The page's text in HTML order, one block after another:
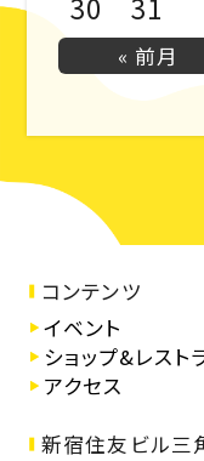
« 前月
コンテンツ
イベント
ショップ&レスト
アクセス
新宿住友ビル三